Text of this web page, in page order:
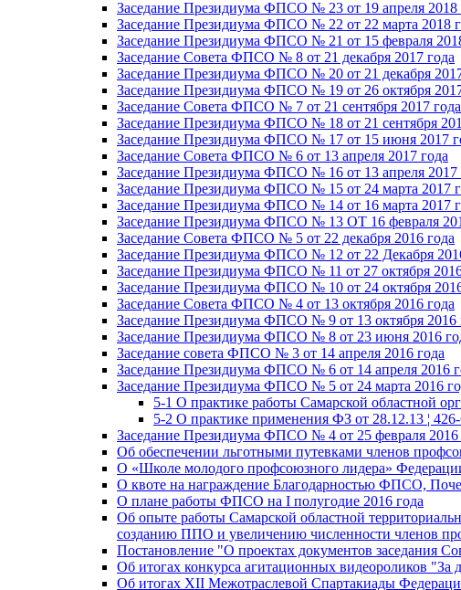
Заседание Президиума ФПСО № 23 от 19 апреля 2018
Заседание Президиума ФПСО № 22 от 22 марта 2018
Заседание Президиума ФПСО № 21 от 15 февраля
Заседание Совета ФПСО № 8 от 21 декабря 2017 года
Заседание Президиума ФПСО № 20 от 21 декабря
Заседание Президиума ФПСО № 19 от 26 октября
Заседание Совета ФПСО № 7 от 21 сентября 2017 года
Заседание Президиума ФПСО № 18 от 21 сентября
Заседание Президиума ФПСО № 17 от 15 июня 2017
Заседание Совета ФПСО № 6 от 13 апреля 2017 года
Заседание Президиума ФПСО № 16 от 13 апреля 2017
Заседание Президиума ФПСО № 15 от 24 марта 2017
Заседание Президиума ФПСО № 14 от 16 марта 2017
Заседание Президиума ФПСО № 13 ОТ 16 февраля
Заседание Совета ФПСО № 5 от 22 декабря 2016 года
Заседание Президиума ФПСО № 12 от 22 Декабря
Заседание Президиума ФПСО № 11 от 27 октября
Заседание Президиума ФПСО № 10 от 24 октября
Заседание Совета ФПСО № 4 от 13 октября 2016 года
Заседание Президиума ФПСО № 9 от 13 октября 2016
Заседание Президиума ФПСО № 8 от 23 июня 2016
Заседание совета ФПСО № 3 от 14 апреля 2016 года
Заседание Президиума ФПСО № 6 от 14 апреля 2016
Заседание Президиума ФПСО № 5 от 24 марта 2016
5-1 О практике работы Самарской областной
5-2 О практике применения ФЗ от 28.12.13 ¦
Заседание Президиума ФПСО № 4 от 25 февраля 2016
Об обеспечении льготными путевками членов
О «Школе молодого профсоюзного лидера»
О квоте на награждение Благодарностью ФПСО,
О плане работы ФПСО на I полугодие 2016 года
Об опыте работы Самарской областной
созданию ППО и увеличению численности членов
Постановление "О проектах документов заседания
Об итогах конкурса агитационных видеороликов "За
Об итогах XII Межотраслевой Спартакиады